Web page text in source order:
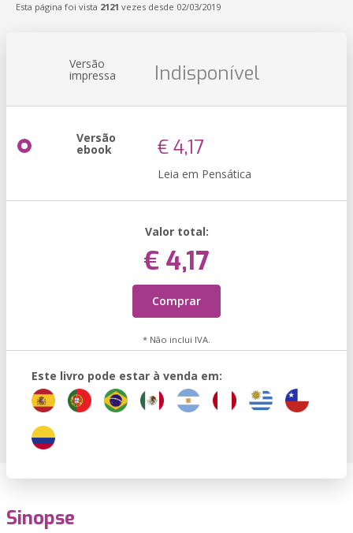
Esta página foi vista 2121 vezes desde 02/03/2019
Versão
impressa Indisponível
Versão
ebook € 4,17
Leia em Pensática
Valor total:
€ 4,17
Comprar
* Não inclui IVA.
Este livro pode estar à venda em:
Sinopse